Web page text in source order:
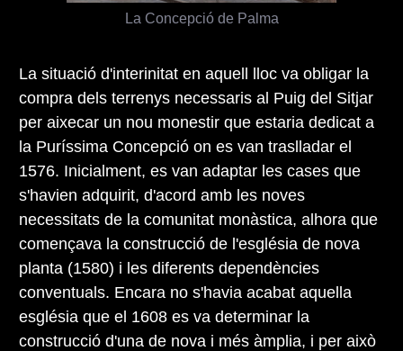
La Concepció de Palma
La situació d'interinitat en aquell lloc va obligar la
compra dels terrenys necessaris al Puig del Sitjar
per aixecar un nou monestir que estaria dedicat a
la Puríssima Concepció on es van traslladar el
1576. Inicialment, es van adaptar les cases que
s'havien adquirit, d'acord amb les noves
necessitats de la comunitat monàstica, alhora que
començava la construcció de l'església de nova
planta (1580) i les diferents dependències
conventuals. Encara no s'havia acabat aquella
església que el 1608 es va determinar la
construcció d'una de nova i més àmplia, i per això